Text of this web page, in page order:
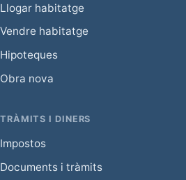
Llogar habitatge
Vendre habitatge
Hipoteques
Obra nova
TRÀMITS I DINERS
Impostos
Documents i tràmits